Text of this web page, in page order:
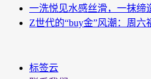
一洗悦见水感丝滑，一抹缔
Z世代的“buy金”风潮：周六
标签云